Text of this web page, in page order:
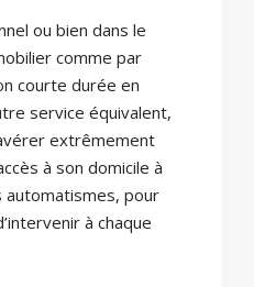
ou bien dans le
comme par
courte durée en
service équivalent,
extrêmement
à son domicile à
pour
à chaque